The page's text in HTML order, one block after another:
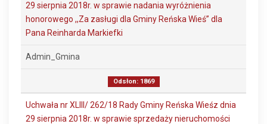
29 sierpnia 2018r. w sprawie nadania wyróżnienia
honorowego ,,Za zasługi dla Gminy Reńska Wieś” dla
Pana Reinharda Markiefki
Admin_Gmina
Odsłon: 1869
Uchwała nr XLIII/ 262/18 Rady Gminy Reńska Wieśz dnia
29 sierpnia 2018r. w sprawie sprzedaży nieruchomości